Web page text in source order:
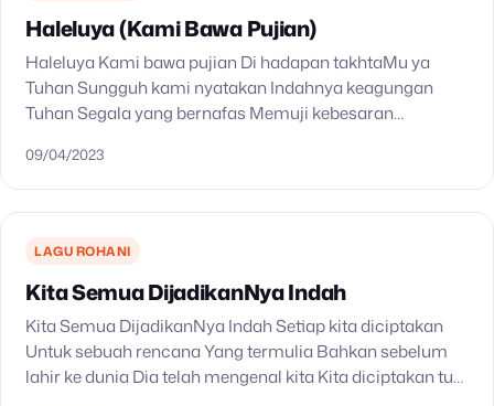
Haleluya (Kami Bawa Pujian)
Haleluya Kami bawa pujian Di hadapan takhtaMu ya
Tuhan Sungguh kami nyatakan Indahnya keagungan
Tuhan Segala yang bernafas Memuji kebesaran
ada Bersama malaikat di surga…
09/04/2023
LAGU ROHANI
Kita Semua DijadikanNya Indah
Kita Semua DijadikanNya Indah Setiap kita diciptakan
Untuk sebuah rencana Yang termulia Bahkan sebelum
lahir ke dunia Dia telah mengenal kita Kita diciptakan tuk